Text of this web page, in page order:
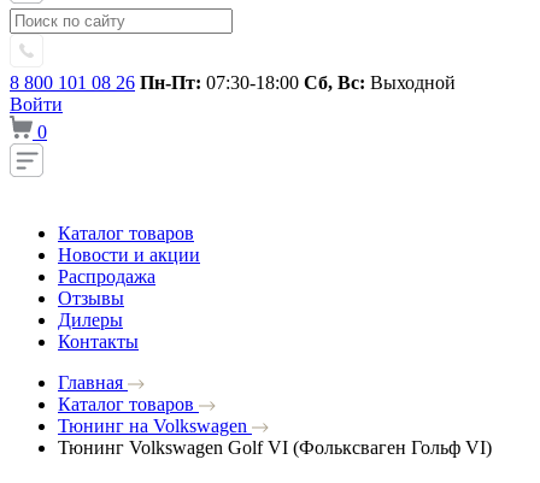
8 800 101 08 26 Пн-Пт: 07:30-18:00 Сб, Вс: Выходной
Войти
0
Каталог товаров
Новости и акции
Распродажа
Отзывы
Дилеры
Контакты
Главная
Каталог товаров
Тюнинг на Volkswagen
Тюнинг Volkswagen Golf VI (Фольксваген Гольф VI)